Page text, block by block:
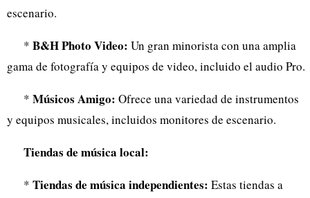
escenario.
* B&H Photo Video: Un gran minorista con una amplia
gama de fotografía y equipos de video, incluido el audio Pro.
* Músicos Amigo: Ofrece una variedad de instrumentos
y equipos musicales, incluidos monitores de escenario.
Tiendas de música local:
* Tiendas de música independientes: Estas tiendas a